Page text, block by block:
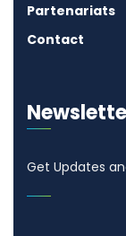
Partenariats
Contact
Get Updates